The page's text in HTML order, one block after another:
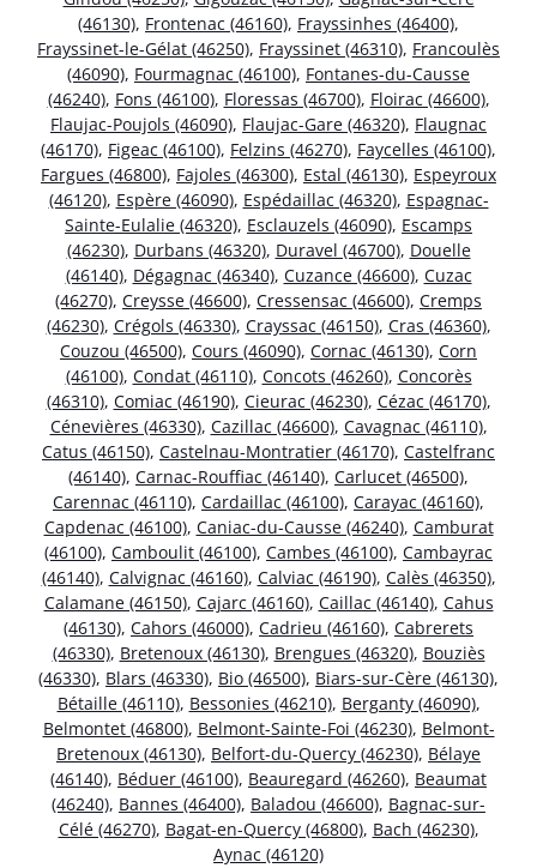
(46130), Frontenac (46160), Frayssinhes (46400),
Frayssinet-le-Gélat (46250), Frayssinet (46310), Francoulès
(46090), Fourmagnac (46100), Fontanes-du-Causse
(46240), Fons (46100), Floressas (46700), Floirac (46600),
Flaujac-Poujols (46090), Flaujac-Gare (46320), Flaugnac
(46170), Figeac (46100), Felzins (46270), Faycelles (46100),
Fargues (46800), Fajoles (46300), Estal (46130), Espeyroux
(46120), Espère (46090), Espédaillac (46320), Espagnac-
Sainte-Eulalie (46320), Esclauzels (46090), Escamps
(46230), Durbans (46320), Duravel (46700), Douelle
(46140), Dégagnac (46340), Cuzance (46600), Cuzac
(46270), Creysse (46600), Cressensac (46600), Cremps
(46230), Crégols (46330), Crayssac (46150), Cras (46360),
Couzou (46500), Cours (46090), Cornac (46130), Corn
(46100), Condat (46110), Concots (46260), Concorès
(46310), Comiac (46190), Cieurac (46230), Cézac (46170),
Cénevières (46330), Cazillac (46600), Cavagnac (46110),
Catus (46150), Castelnau-Montratier (46170), Castelfranc
(46140), Carnac-Rouffiac (46140), Carlucet (46500),
Carennac (46110), Cardaillac (46100), Carayac (46160),
Capdenac (46100), Caniac-du-Causse (46240), Camburat
(46100), Camboulit (46100), Cambes (46100), Cambayrac
(46140), Calvignac (46160), Calviac (46190), Calès (46350),
Calamane (46150), Cajarc (46160), Caillac (46140), Cahus
(46130), Cahors (46000), Cadrieu (46160), Cabrerets
(46330), Bretenoux (46130), Brengues (46320), Bouziès
(46330), Blars (46330), Bio (46500), Biars-sur-Cère (46130),
Bétaille (46110), Bessonies (46210), Berganty (46090),
Belmontet (46800), Belmont-Sainte-Foi (46230), Belmont-
Bretenoux (46130), Belfort-du-Quercy (46230), Bélaye
(46140), Béduer (46100), Beauregard (46260), Beaumat
(46240), Bannes (46400), Baladou (46600), Bagnac-sur-
Célé (46270), Bagat-en-Quercy (46800), Bach (46230),
Aynac (46120)